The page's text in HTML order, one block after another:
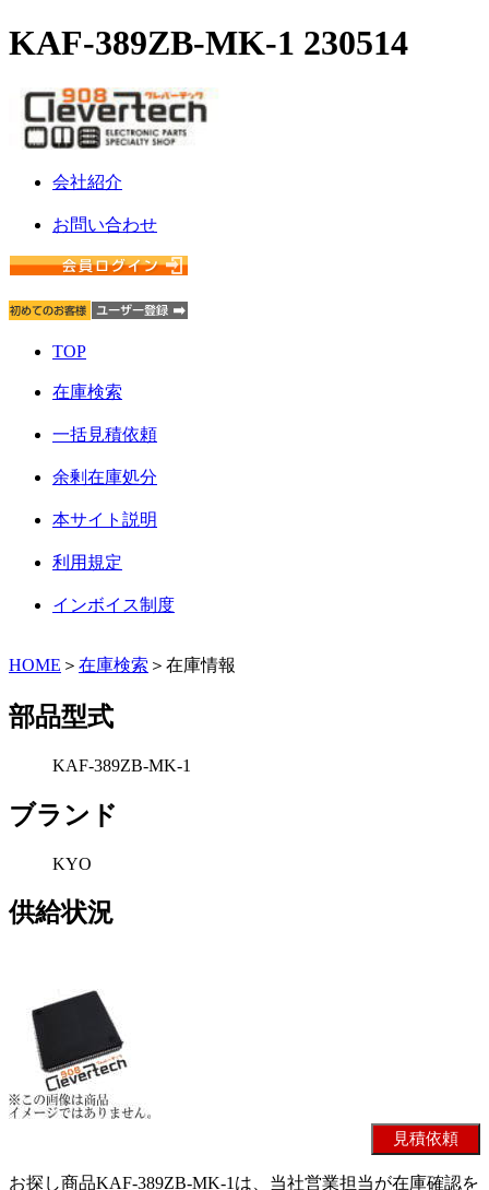
KAF-389ZB-MK-1 230514
会社紹介
お問い合わせ
TOP
在庫検索
一括見積依頼
余剰在庫処分
本サイト説明
利用規定
インボイス制度
HOME ＞ 在庫検索 ＞在庫情報
部品型式
KAF-389ZB-MK-1
ブランド
KYO
供給状況
お探し商品KAF-389ZB-MK-1は、当社営業担当が在庫確認を